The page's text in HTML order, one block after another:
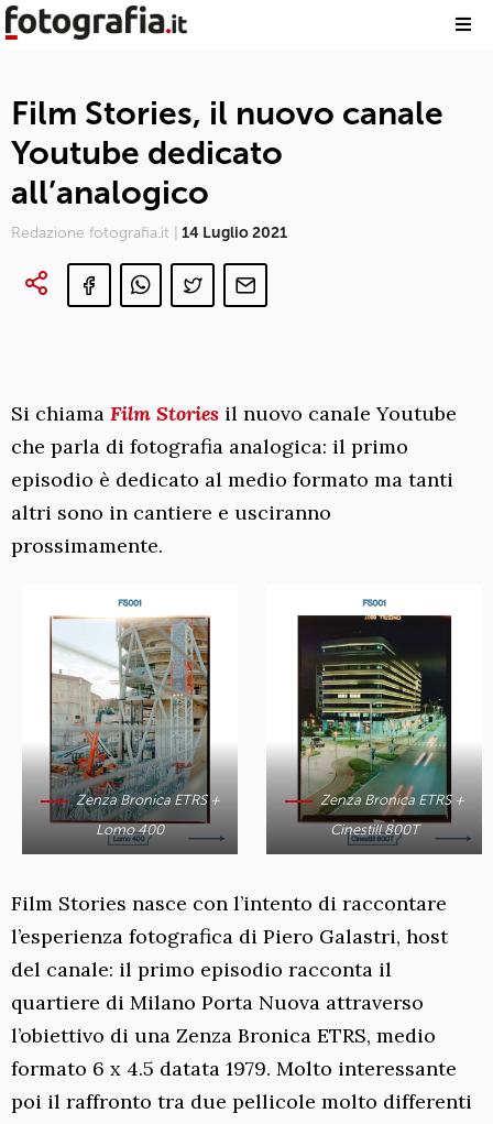
Film Stories, il nuovo canale
Youtube dedicato
all’analogico
Redazione fotografia.it | 14 Luglio 2021
Si chiama Film Stories il nuovo canale Youtube
che parla di fotografia analogica: il primo
episodio è dedicato al medio formato ma tanti
altri sono in cantiere e usciranno
prossimamente.
Zenza Bronica ETRS +
Lomo 400
Zenza Bronica ETRS +
Cinestill 800T
Film Stories nasce con l’intento di raccontare
l’esperienza fotografica di Piero Galastri, host
del canale: il primo episodio racconta il
quartiere di Milano Porta Nuova attraverso
l’obiettivo di una Zenza Bronica ETRS, medio
formato 6 x 4.5 datata 1979. Molto interessante
poi il raffronto tra due pellicole molto differenti